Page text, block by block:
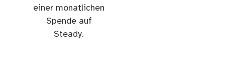
einer monatlichen
Spende auf
Steady.